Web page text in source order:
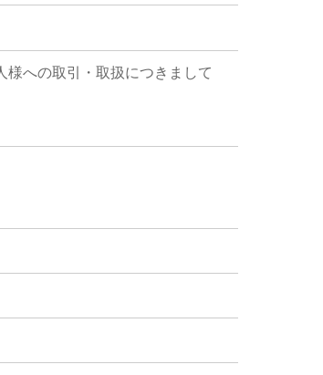
への取引・取扱につきまして